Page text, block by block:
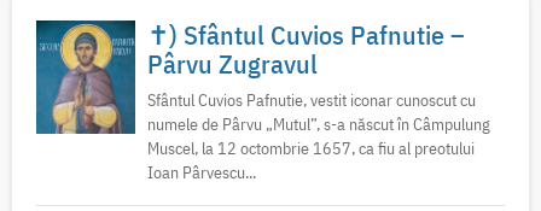
✝) Sfântul Cuvios Pafnutie –
Pârvu Zugravul
Sfântul Cuvios Pafnutie, vestit iconar cunoscut cu
numele de Pârvu „Mutul”, s-a născut în Câmpulung
Muscel, la 12 octombrie 1657, ca fiu al preotului
Ioan Pârvescu...